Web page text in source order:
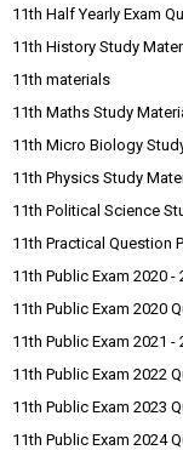
11th Half Yearly Exam
11th History Study
11th materials
11th Maths Study
11th Micro Biology
11th Physics Study
11th Political Science
11th Practical Question
11th Public Exam 2020 -
11th Public Exam 2020
11th Public Exam 2021 -
11th Public Exam 2022
11th Public Exam 2023
11th Public Exam 2024